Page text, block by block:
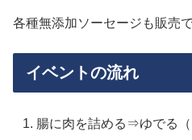
各種無添加ソーセージも販売で
イベントの流れ
腸に肉を詰める⇒ゆでる（